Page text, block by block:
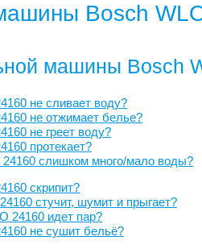
Bosch
машины Bosch
не сливает воду?
не отжимает белье?
не греет воду?
протекает?
слишком много/мало воды?
скрипит?
стучит, шумит и прыгает?
24160 идет пар?
не сушит бельё?